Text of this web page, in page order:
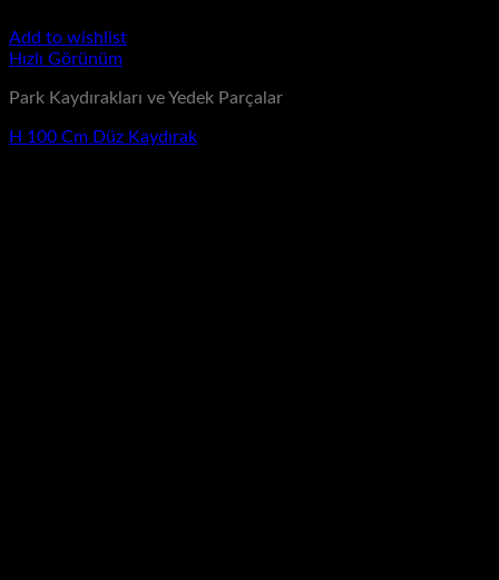
Add to wishlist
Hızlı Görünüm
Park Kaydırakları ve Yedek Parçalar
H 100 Cm Düz Kaydırak